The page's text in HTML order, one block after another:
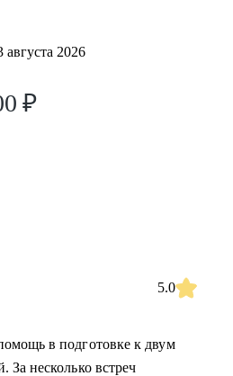
августа 2026
₽
5.0
в подготовке к двум
За несколько встреч